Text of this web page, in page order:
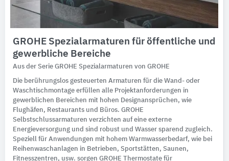
GROHE Spezialarmaturen für öffentliche und
gewerbliche Bereiche
Aus der Serie GROHE Spezialarmaturen von GROHE
Die berührungslos gesteuerten Armaturen für die Wand- oder
Waschtischmontage erfüllen alle Projektanforderungen in
gewerblichen Bereichen mit hohen Designansprüchen, wie
Flughäfen, Restaurants und Büros. GROHE
Selbstschlussarmaturen verzichten auf eine externe
Energieversorgung und sind robust und Wasser sparend zugleich.
Speziell für Anwendungen mit hohem Warmwasserbedarf, wie bei
Reihenwaschanlagen in Betrieben, Sportstätten, Saunen,
Fitnesszentren, usw. sorgen GROHE Thermostate für